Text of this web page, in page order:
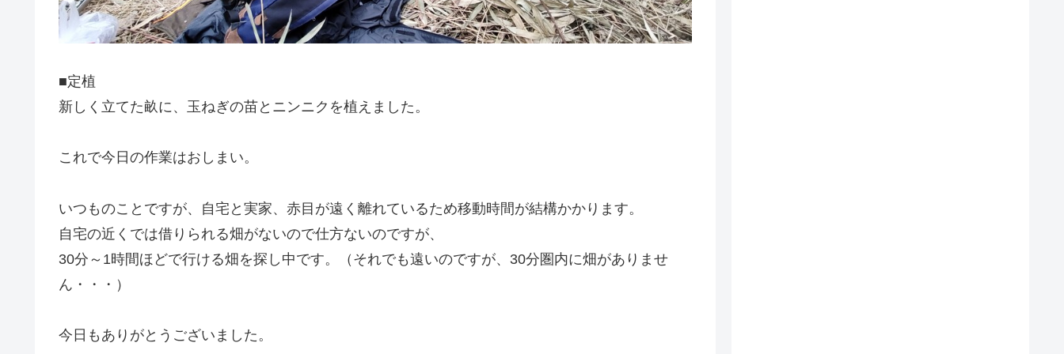
■定植
新しく立てた畝に、玉ねぎの苗とニンニクを植えました。
これで今日の作業はおしまい。
いつものことですが、自宅と実家、赤目が遠く離れているため移動時間が結構かかります。
自宅の近くでは借りられる畑がないので仕方ないのですが、
30分～1時間ほどで行ける畑を探し中です。（それでも遠いのですが、30分圏内に畑がありませ
ん・・・）
今日もありがとうございました。